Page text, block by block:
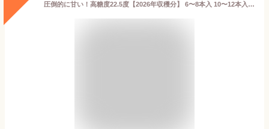
圧倒的に甘い！高糖度22.5度【2026年収穫分】 6〜8本入 10〜12本入 18〜21本入 白いとうもろこし「雪やこんコーン」鹿児島県産／生で食べられる白とうもろこし／メディア紹介多数／数量限定出荷 着日指定不可 産地直送 夏ギフト お中元 ／みんなが知らない日本の食宝